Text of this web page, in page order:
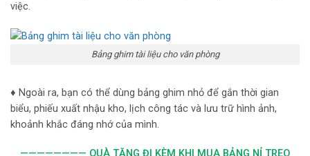
việc.
Bảng ghim tài liệu cho văn phòng
♦ Ngoài ra, bạn có thể dùng bảng ghim nhỏ để gắn thời gian
biểu, phiếu xuất nhậu kho, lịch công tác và lưu trữ hình ảnh,
khoảnh khắc đáng nhớ của mình.
———————— QUÀ TẶNG ĐI KÈM KHI MUA BẢNG NỈ TREO